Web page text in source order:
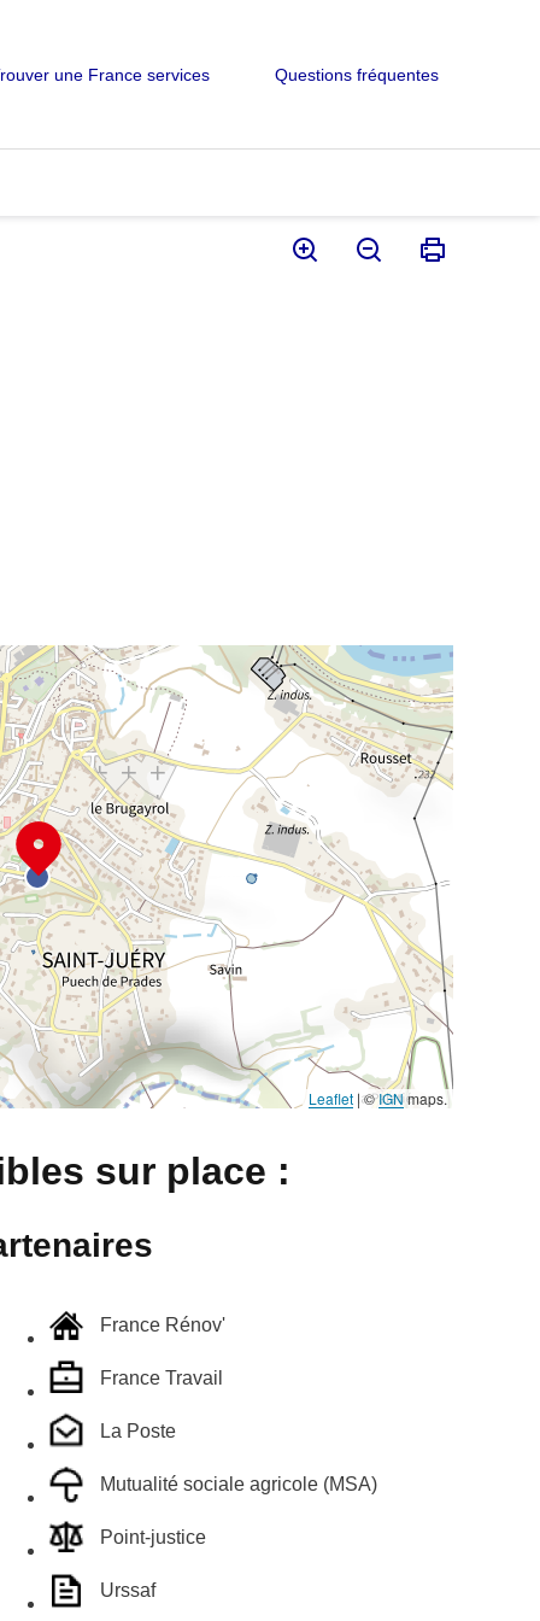
une France services Questions fréquentes
Leaflet |©IGNmaps.
sur place :
France Rénov'
France Travail
La Poste
Mutualité sociale agricole (MSA)
Point-justice
Urssaf